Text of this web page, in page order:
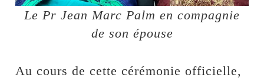
Le Pr Jean Marc Palm en compagnie
de son épouse
Au cours de cette cérémonie officielle,